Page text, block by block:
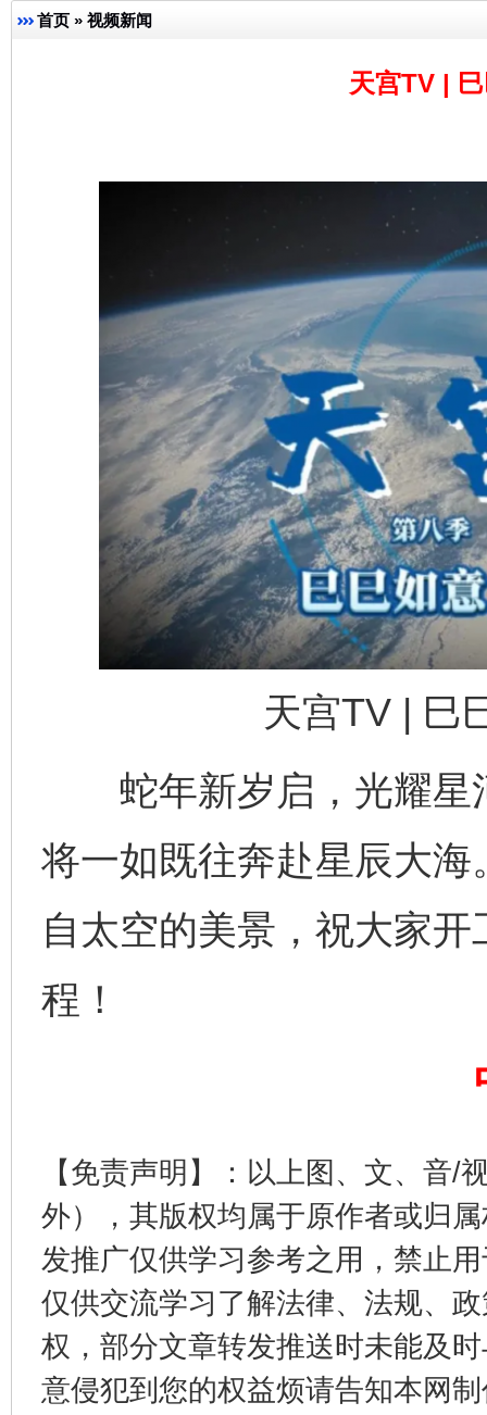
首页 » 视频新闻
天宫TV |
天宫TV | 巳
蛇年新岁启，光耀星
将一如既往奔赴星辰大
自太空的美景，祝大家
程！
【免责声明】：以上图、文、音/
外），其版权均属于原作者或归
发推广仅供学习参考之用，禁止
仅供交流学习了解法律、法规、
权，部分文章转发推送时未能及
意侵犯到您的权益烦请告知本网
东山县通报“牛蛙产品抗生素超标问题” 法